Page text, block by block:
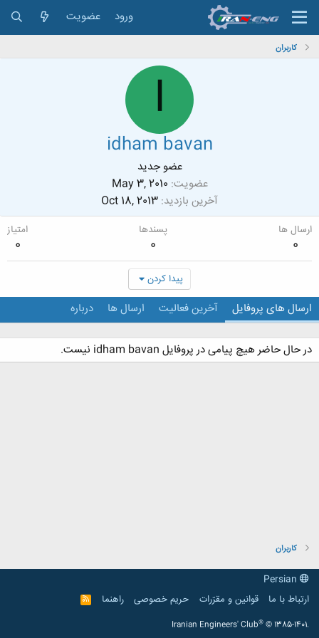
ورود عضویت
کاربران
I
idham bavan
عضو جدید
عضویت May 3, 2010
آخرین بازدید Oct 18, 2013
ارسال ها
0
پسندها
0
امتیاز
0
پیدا کردن
ارسال های پروفایل آخرین فعالیت ارسال ها درباره
در حال حاضر هیچ پیامی در پروفایل idham bavan نیست.
کاربران
ارتباط با ما
قوانین و مقرّرات حریم خصوصی راهنما
R
S
Iranian Engineers' Club® © 1385-1401.